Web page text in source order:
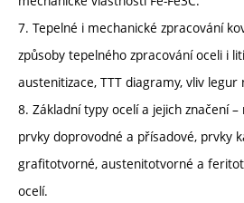
7. Tepelné i mechanické zpracování
způsoby tepelného zpracování oceli i
austenitizace, TTT diagramy, vliv legur
8. Základní typy ocelí a jejich značení –
prvky doprovodné a přísadové, prvky
grafitotvorné, austenitotvorné a
ocelí.